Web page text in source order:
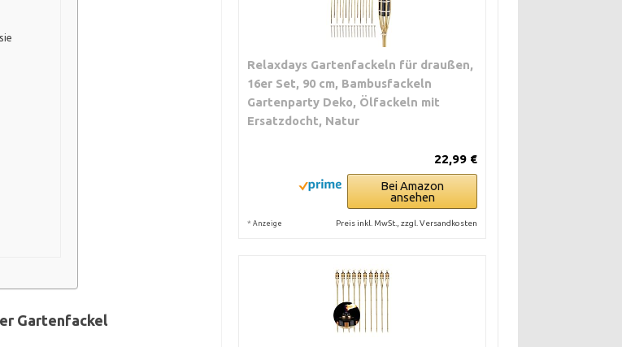
Gartenfackel
Relaxdays Gartenfackeln für draußen,
16er Set, 90 cm, Bambusfackeln
Gartenparty Deko, Ölfackeln mit
Ersatzdocht, Natur
22,99 €
Bei Amazon
ansehen
* Anzeige Preis inkl. MwSt., zzgl. Versandkosten